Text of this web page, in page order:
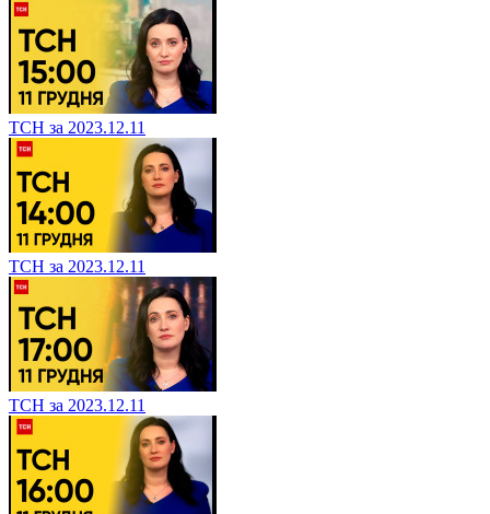
ТСН за 2023.12.11
ТСН за 2023.12.11
ТСН за 2023.12.11